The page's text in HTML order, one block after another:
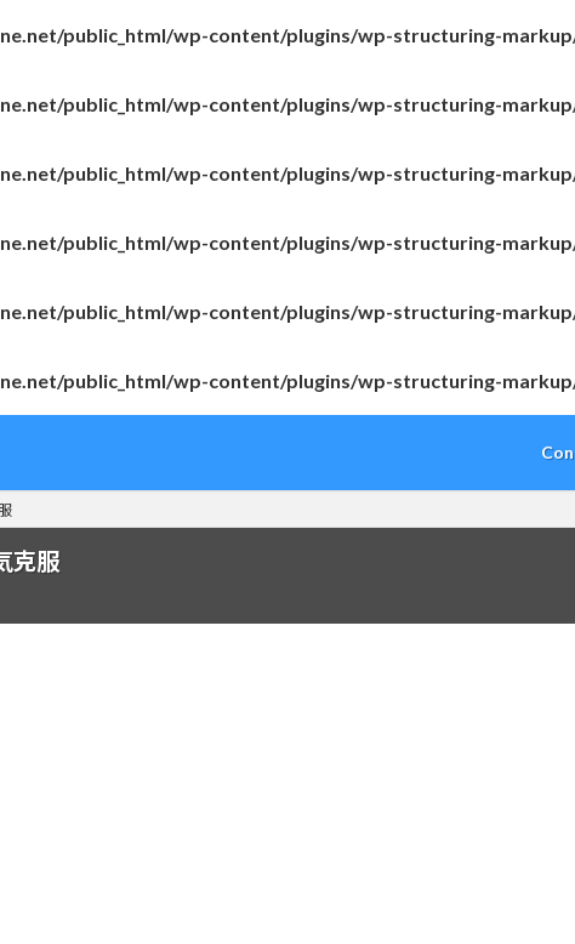
public_html/wp-content/plugins/wp-structuring-
public_html/wp-content/plugins/wp-structuring-
public_html/wp-content/plugins/wp-structuring-
public_html/wp-content/plugins/wp-structuring-
public_html/wp-content/plugins/wp-structuring-
public_html/wp-content/plugins/wp-structuring-
克服